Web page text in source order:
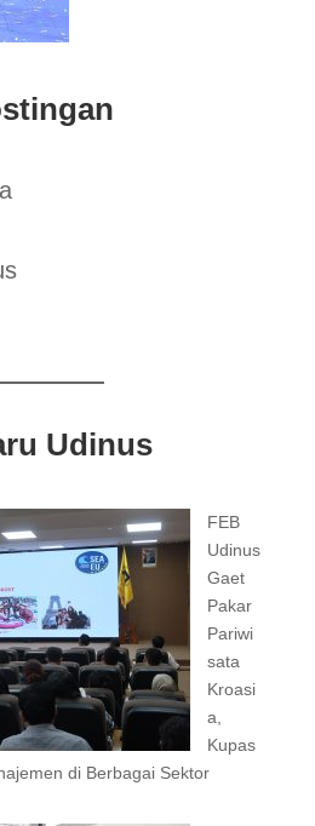
Udinus
FEB
Udinus
Gaet
Pakar
Pariwi
sata
Kroasi
a,
Kupas
di Berbagai Sektor